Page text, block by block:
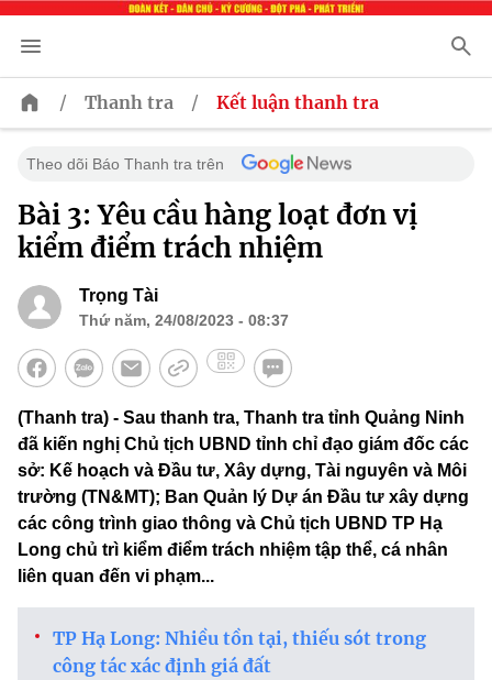
/ Thanh tra / Kết luận thanh tra
Theo dõi Báo Thanh tra trên
Bài 3: Yêu cầu hàng loạt đơn vị
kiểm điểm trách nhiệm
Trọng Tài
Thứ năm, 24/08/2023 - 08:37
(Thanh tra) - Sau thanh tra, Thanh tra tỉnh Quảng Ninh
đã kiến nghị Chủ tịch UBND tỉnh chỉ đạo giám đốc các
sở: Kế hoạch và Đầu tư, Xây dựng, Tài nguyên và Môi
trường (TN&MT); Ban Quản lý Dự án Đầu tư xây dựng
các công trình giao thông và Chủ tịch UBND TP Hạ
Long chủ trì kiểm điểm trách nhiệm tập thể, cá nhân
liên quan đến vi phạm...
TP Hạ Long: Nhiều tồn tại, thiếu sót trong
công tác xác định giá đất